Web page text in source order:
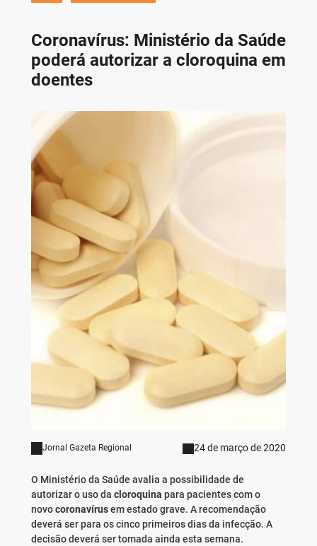
Coronavírus: Ministério da Saúde
poderá autorizar a cloroquina em
doentes
Jornal Gazeta Regional 24 de março de 2020
O Ministério da Saúde avalia a possibilidade de
autorizar o uso da cloroquina para pacientes com o
novocoronavírusem estado grave. A recomendação
deverá ser para os cinco primeiros dias da infecção. A
decisão deverá ser tomada ainda esta semana.